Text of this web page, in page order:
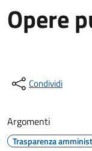
Opere
Condividi
Argomenti
Trasparenza